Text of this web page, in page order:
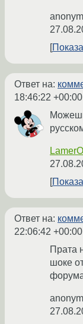
Ответ на:
18:46:22 +00:00
Ответ на:
22:06:42 +00:00
Прата
шоке